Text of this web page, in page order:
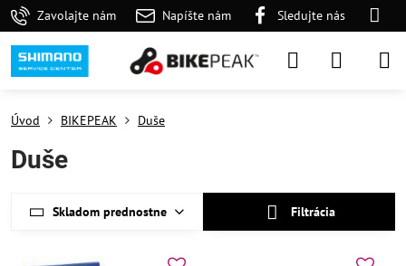
Zavolajte nám Napíšte nám Sledujte nás
Úvod BIKEPEAK Duše
Duše
Skladom prednostne Filtrácia